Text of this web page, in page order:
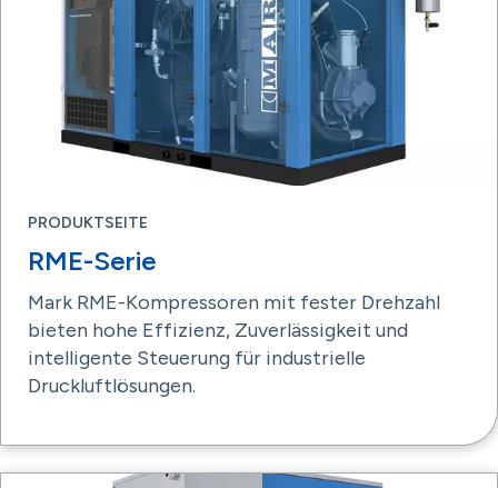
PRODUKTSEITE
RME-Serie
Mark RME-Kompressoren mit fester Drehzahl
bieten hohe Effizienz, Zuverlässigkeit und
intelligente Steuerung für industrielle
Druckluftlösungen.